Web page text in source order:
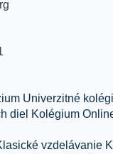
Univerzitné
diel Kolégium
vzdelávanie